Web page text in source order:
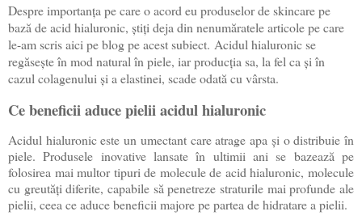
Despre importanța pe care o acord eu produselor de skincare pe
bază de acid hialuronic, știți deja din nenumăratele articole pe care
le-am scris aici pe blog pe acest subiect. Acidul hialuronic se
regăsește în mod natural în piele, iar producția sa, la fel ca și în
cazul colagenului și a elastinei, scade odată cu vârsta.
Ce beneficii aduce pielii acidul hialuronic
Acidul hialuronic este un umectant care atrage apa și o distribuie în
piele. Produsele inovative lansate în ultimii ani se bazează pe
folosirea mai multor tipuri de molecule de acid hialuronic, molecule
cu greutăți diferite, capabile să penetreze straturile mai profunde ale
pielii, ceea ce aduce beneficii majore pe partea de hidratare a pielii.